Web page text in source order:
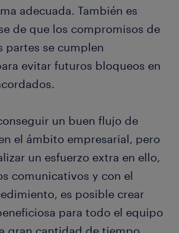
adecuada. También es
de que los compromisos de
partes se cumplen
evitar futuros bloqueos en
un buen flujo de
el ámbito empresarial, pero
un esfuerzo extra en ello,
comunicativos y con el
es posible crear
para todo el equipo